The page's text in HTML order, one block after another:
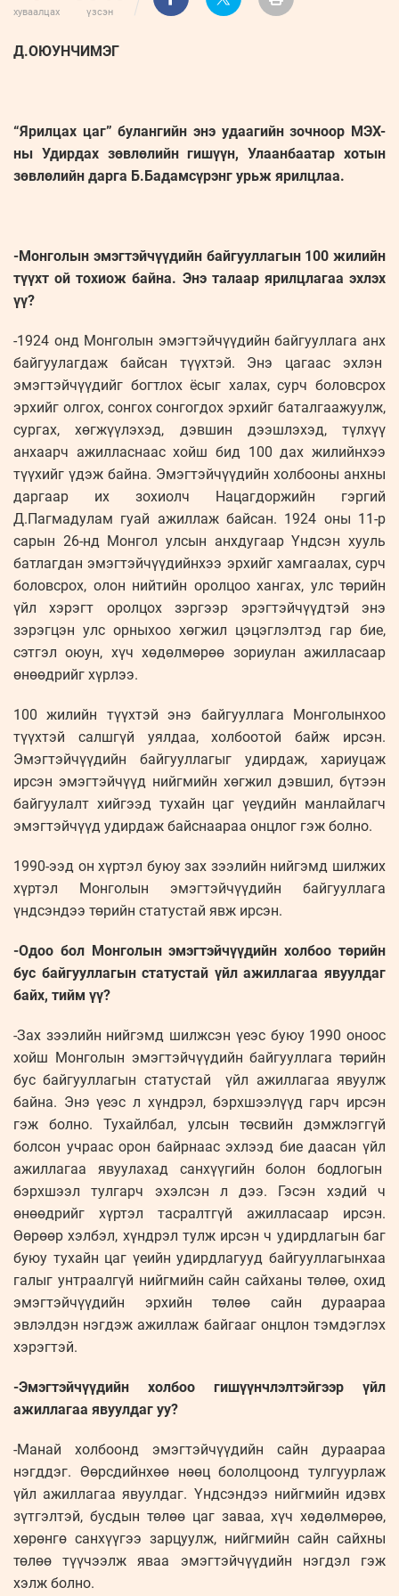
хуваалцах үзсэн
Д.ОЮУНЧИМЭГ
“Ярилцах цаг” булангийн энэ удаагийн зочноор МЭХ-
ны Удирдах зөвлөлийн гишүүн, Улаанбаатар хотын
зөвлөлийн дарга Б.Бадамсүрэнг урьж ярилцлаа.
-Монголын эмэгтэйчүүдийн байгууллагын 100 жилийн
түүхт ой тохиож байна. Энэ талаар ярилцлагаа эхлэх
үү?
-1924 онд Монголын эмэгтэйчүүдийн байгууллага анх
байгуулагдаж байсан түүхтэй. Энэ цагаас эхлэн
эмэгтэйчүүдийг богтлох ёсыг халах, сурч боловсрох
эрхийг олгох, сонгох сонгогдох эрхийг баталгаажуулж,
сургах, хөгжүүлэхэд, дэвшин дээшлэхэд, түлхүү
анхаарч ажилласнаас хойш бид 100 дах жилийнхээ
түүхийг үдэж байна. Эмэгтэйчүүдийн холбооны анхны
даргаар их зохиолч Нацагдоржийн гэргий
Д.Пагмадулам гуай ажиллаж байсан. 1924 оны 11-р
сарын 26-нд Монгол улсын анхдугаар Үндсэн хууль
батлагдан эмэгтэйчүүдийнхээ эрхийг хамгаалах, сурч
боловсрох, олон нийтийн оролцоо хангах, улс төрийн
үйл хэрэгт оролцох зэргээр эрэгтэйчүүдтэй энэ
зэрэгцэн улс орныхоо хөгжил цэцэглэлтэд гар бие,
сэтгэл оюун, хүч хөдөлмөрөө зориулан ажилласаар
өнөөдрийг хүрлээ.
100 жилийн түүхтэй энэ байгууллага Монголынхоо
түүхтэй салшгүй уялдаа, холбоотой байж ирсэн.
Эмэгтэйчүүдийн байгууллагыг удирдаж, хариуцаж
ирсэн эмэгтэйчүүд нийгмийн хөгжил дэвшил, бүтээн
байгуулалт хийгээд тухайн цаг үеүдийн манлайлагч
эмэгтэйчүүд удирдаж байснаараа онцлог гэж болно.
1990-ээд он хүртэл буюу зах зээлийн нийгэмд шилжих
хүртэл Монголын эмэгтэйчүүдийн байгууллага
үндсэндээ төрийн статустай явж ирсэн.
-Одоо бол Монголын эмэгтэйчүүдийн холбоо төрийн
бус байгууллагын статустай үйл ажиллагаа явуулдаг
байх, тийм үү?
-Зах зээлийн нийгэмд шилжсэн үеэс буюу 1990 оноос
хойш Монголын эмэгтэйчүүдийн байгууллага төрийн
бус байгууллагын статустай үйл ажиллагаа явуулж
байна. Энэ үеэс л хүндрэл, бэрхшээлүүд гарч ирсэн
гэж болно. Тухайлбал, улсын төсвийн дэмжлэггүй
болсон учраас орон байрнаас эхлээд бие даасан үйл
ажиллагаа явуулахад санхүүгийн болон бодлогын
бэрхшээл тулгарч эхэлсэн л дээ. Гэсэн хэдий ч
өнөөдрийг хүртэл тасралтгүй ажилласаар ирсэн.
Өөрөөр хэлбэл, хүндрэл тулж ирсэн ч удирдлагын баг
буюу тухайн цаг үеийн удирдлагууд байгууллагынхаа
галыг унтраалгүй нийгмийн сайн сайханы төлөө, охид
эмэгтэйчүүдийн эрхийн төлөө сайн дураараа
эвлэлдэн нэгдэж ажиллаж байгааг онцлон тэмдэглэх
хэрэгтэй.
-Эмэгтэйчүүдийн холбоо гишүүнчлэлтэйгээр үйл
ажиллагаа явуулдаг уу?
-Манай холбоонд эмэгтэйчүүдийн сайн дураараа
нэгддэг. Өөрсдийнхөө нөөц бололцоонд тулгуурлаж
үйл ажиллагаа явуулдаг. Үндсэндээ нийгмийн идэвх
зүтгэлтэй, бусдын төлөө цаг заваа, хүч хөдөлмөрөө,
хөрөнгө санхүүгээ зарцуулж, нийгмийн сайн сайхны
төлөө түүчээлж яваа эмэгтэйчүүдийн нэгдэл гэж
хэлж болно.